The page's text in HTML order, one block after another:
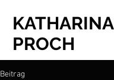
KATHARINA
PROCH
Beitrag